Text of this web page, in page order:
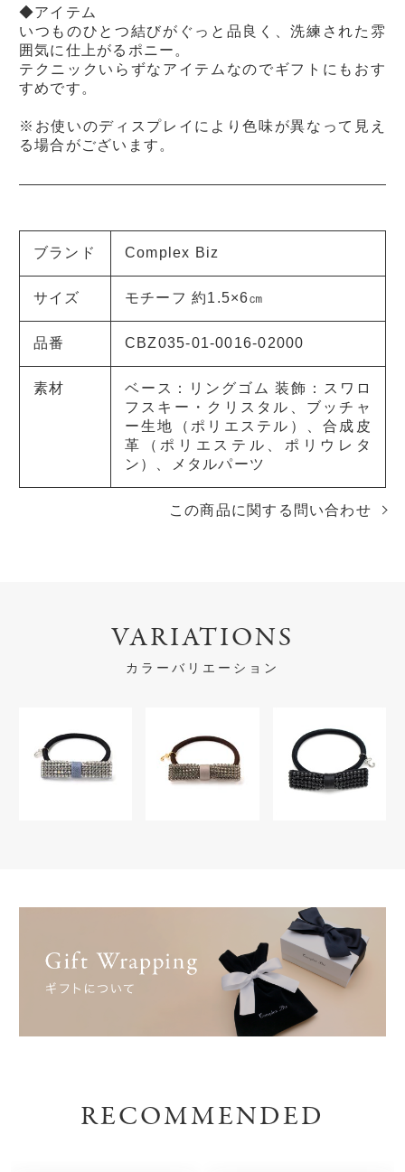
◆アイテム
いつものひとつ結びがぐっと品良く、洗練された雰
囲気に仕上がるポニー。
テクニックいらずなアイテムなのでギフトにもおす
すめです。
※お使いのディスプレイにより色味が異なって見え
る場合がございます。
ブランド Complex Biz
サイズ モチーフ 約1.5×6㎝
品番 CBZ035-01-0016-02000
素材
ベース：リングゴム 装飾：スワロ
フスキー・クリスタル、ブッチャ
ー生地（ポリエステル）、合成皮
革（ポリエステル、ポリウレタ
ン）、メタルパーツ
この商品に関する問い合わせ
VARIATIONS
カラーバリエーション
RECOMMENDED